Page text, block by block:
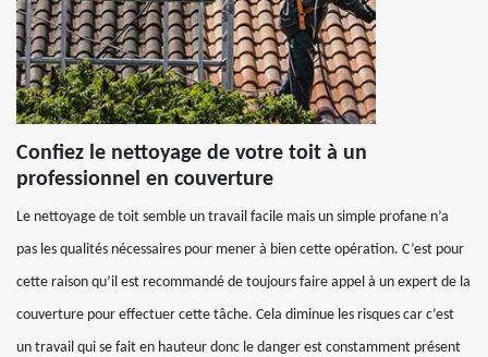
Confiez le nettoyage de votre toit à un
professionnel en couverture
Le nettoyage de toit semble un travail facile mais un simple profane n’a
pas les qualités nécessaires pour mener à bien cette opération. C’est pour
cette raison qu’il est recommandé de toujours faire appel à un expert de la
couverture pour effectuer cette tâche. Cela diminue les risques car c’est
un travail qui se fait en hauteur donc le danger est constamment présent